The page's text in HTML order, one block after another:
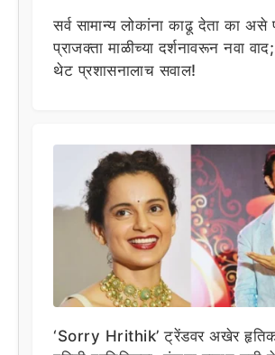
सर्व सामान्य लोकांना काढू देता का असे
प्राजक्ता माळीच्या दर्शनावरून नवा
थेट प्रशासनालाच सवाल!
‘Sorry Hrithik’ ट्रेंडवर अखेर